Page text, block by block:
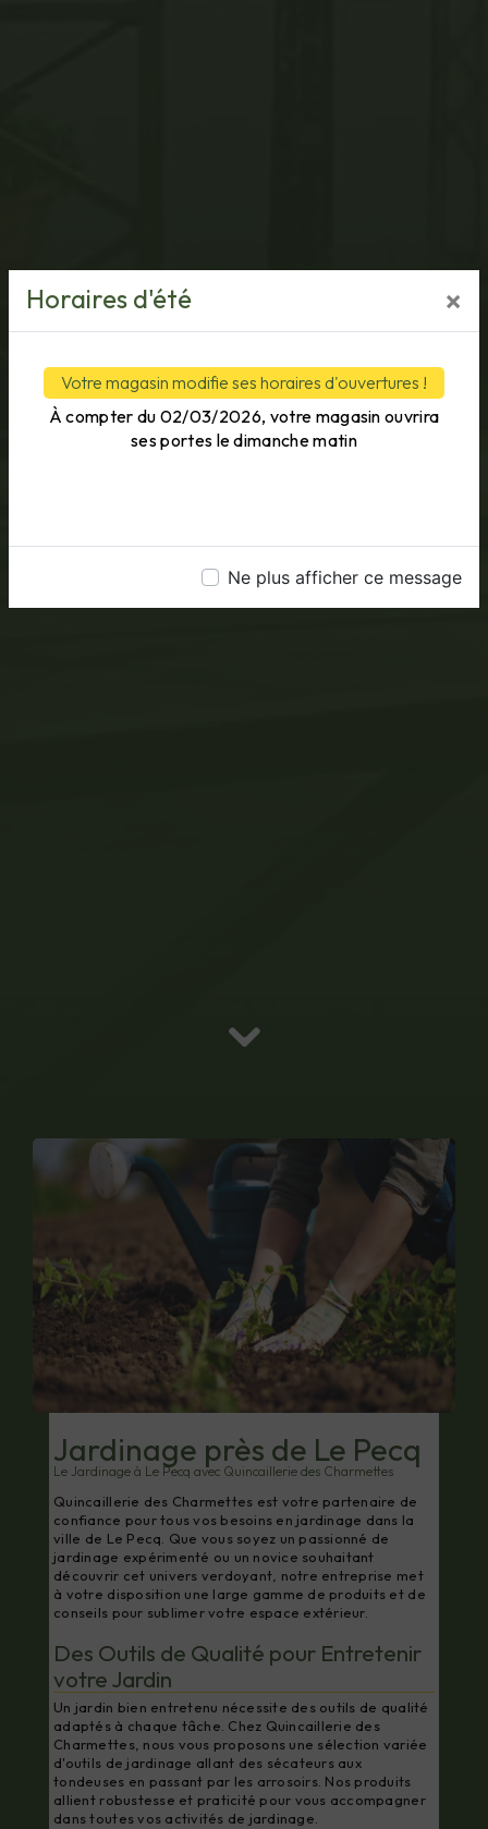
Horaires d'été ×
Votre magasin modifie ses horaires d'ouvertures !
À compter du 02/03/2026, votre magasin ouvrira
ses portes le dimanche matin
Ne plus afficher ce message
Jardinage près de Le Pecq
Le Jardinage à Le Pecq avec Quincaillerie des Charmettes
Quincaillerie des Charmettes est votre partenaire de
confiance pour tous vos besoins en jardinage dans la
ville de Le Pecq. Que vous soyez un passionné de
jardinage expérimenté ou un novice souhaitant
découvrir cet univers verdoyant, notre entreprise met
à votre disposition une large gamme de produits et de
conseils pour sublimer votre espace extérieur.
Des Outils de Qualité pour Entretenir
votre Jardin
Un jardin bien entretenu nécessite des outils de qualité
adaptés à chaque tâche. Chez Quincaillerie des
Charmettes, nous vous proposons une sélection variée
d'outils de jardinage allant des sécateurs aux
tondeuses en passant par les arrosoirs. Nos produits
allient robustesse et praticité pour vous accompagner
dans toutes vos activités de jardinage.